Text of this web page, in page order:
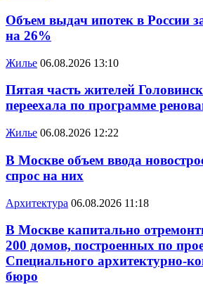
Объем выдач ипотек в России
на 26%
Жилье 06.08.2026 13:10
Пятая часть жителей
переехала по программе
Жилье 06.08.2026 12:22
В Москве объем ввода
спрос на них
Архитектура 06.08.2026 11:18
В Москве капитально
200 домов, построенных по
Специального архитектурно-
бюро